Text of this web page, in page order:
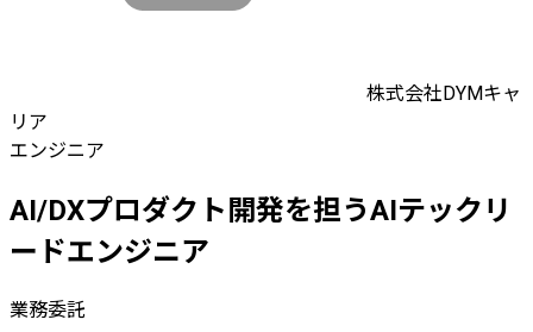
株式会社DYMキャ
リア
エンジニア
AI/DXプロダクト開発を担うAIテックリ
ードエンジニア
業務委託